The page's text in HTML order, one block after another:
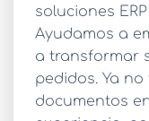
soluciones
Ayudamos a
a transformar
pedidos. Ya
documentos